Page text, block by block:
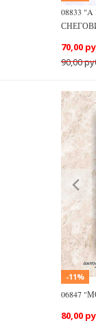
08833
90,00
70,00
-11%
06847
80,00